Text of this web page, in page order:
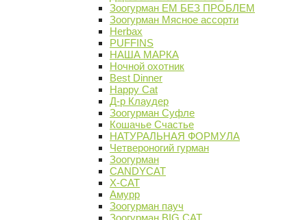
Зоогурман ЕМ БЕЗ ПРОБЛЕМ
Зоогурман Мясное ассорти
Herbax
PUFFINS
НАША МАРКА
Ночной охотник
Best Dinner
Happy Cat
Д-р Клаудер
Зоогурман Суфле
Кошачье Счастье
НАТУРАЛЬНАЯ ФОРМУЛА
Четвероногий гурман
Зоогурман
CANDYCAT
X-CAT
Амурр
Зоогурман пауч
Зоогурман BIG CAT